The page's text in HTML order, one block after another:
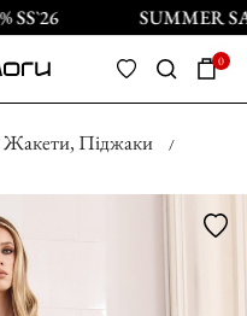
SUMMER
0
Жакети, Піджаки